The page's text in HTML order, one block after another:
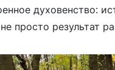
духовенство:
просто результат
которых